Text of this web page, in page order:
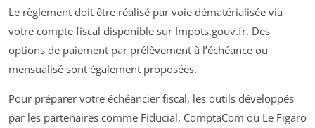
Le règlement doit être réalisé par voie dématérialisée via
votre compte fiscal disponible sur Impots.gouv.fr. Des
options de paiement par prélèvement à l’échéance ou
mensualisé sont également proposées.
Pour préparer votre échéancier fiscal, les outils développés
par les partenaires comme Fiducial, ComptaCom ou Le Figaro